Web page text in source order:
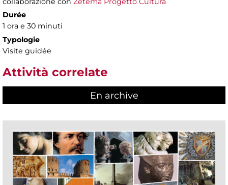
Durée
1 ora e 30 minuti
Typologie
Visite guidée
Attività correlate
En archive